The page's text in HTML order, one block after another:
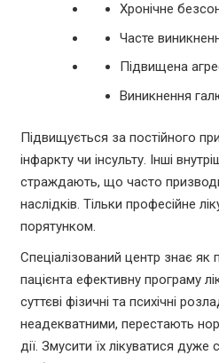
Хронічне
Часте
Підвищена
Виникнення
Підвищується за постійного
інфаркту чи інсульту. Інші
страждають, що часто
наслідків. Тільки професійне
порятунком.
Спеціалізований центр знає як
пацієнта ефективну програму
суттєві фізичні та психічні
неадекватними, перестають
дії. Змусити їх лікуватися